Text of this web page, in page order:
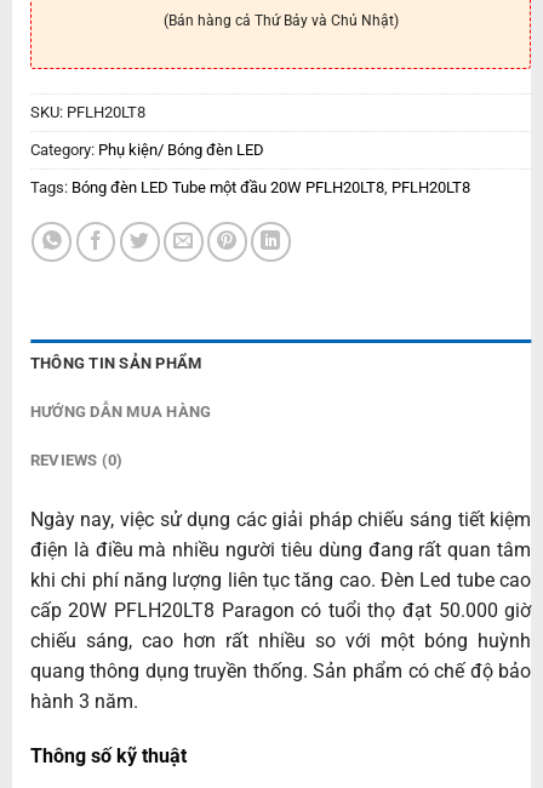
(Bán hàng cả Thứ Bảy và Chủ Nhật)
SKU: PFLH20LT8
Category: Phụ kiện/ Bóng đèn LED
Tags: Bóng đèn LED Tube một đầu 20W PFLH20LT8, PFLH20LT8
THÔNG TIN SẢN PHẨM
HƯỚNG DẪN MUA HÀNG
REVIEWS (0)
Ngày nay, việc sử dụng các giải pháp chiếu sáng tiết kiệm
điện là điều mà nhiều người tiêu dùng đang rất quan tâm
khi chi phí năng lượng liên tục tăng cao. Đèn Led tube cao
cấp 20W PFLH20LT8 Paragon có tuổi thọ đạt 50.000 giờ
chiếu sáng, cao hơn rất nhiều so với một bóng huỳnh
quang thông dụng truyền thống. Sản phẩm có chế độ bảo
hành 3 năm.
Thông số kỹ thuật